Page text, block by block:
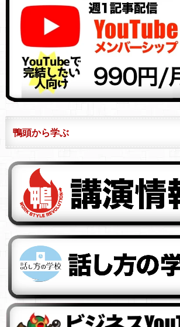
鴨頭から学ぶ